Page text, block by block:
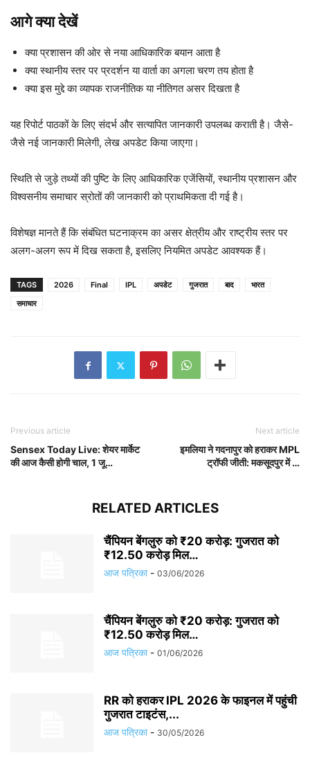
आगे क्या देखें
क्या प्रशासन की ओर से नया आधिकारिक बयान आता है
क्या स्थानीय स्तर पर प्रदर्शन या वार्ता का अगला चरण तय होता है
क्या इस मुद्दे का व्यापक राजनीतिक या नीतिगत असर दिखता है
यह रिपोर्ट पाठकों के लिए संदर्भ और सत्यापित जानकारी उपलब्ध कराती है। जैसे-
जैसे नई जानकारी मिलेगी, लेख अपडेट किया जाएगा।
स्थिति से जुड़े तथ्यों की पुष्टि के लिए आधिकारिक एजेंसियों, स्थानीय प्रशासन और
विश्वसनीय समाचार स्रोतों की जानकारी को प्राथमिकता दी गई है।
विशेषज्ञ मानते हैं कि संबंधित घटनाक्रम का असर क्षेत्रीय और राष्ट्रीय स्तर पर
अलग-अलग रूप में दिख सकता है, इसलिए नियमित अपडेट आवश्यक हैं।
TAGS 2026 Final IPL अपडेट गुजरात बाद
भारत
समाचार
Previous article
Sensex Today Live: शेयर मार्केट
की आज कैसी होगी चाल, 1 जू…
Next article
इमलिया ने गदनापुर को हराकर MPL
ट्रॉफी जीती: मकसूदपुर में …
RELATED ARTICLES
चैंपियन बेंगलुरु को ₹20 करोड़: गुजरात को
₹12.50 करोड़ मिल…
आज पत्रिका - 03/06/2026
चैंपियन बेंगलुरु को ₹20 करोड़: गुजरात को
₹12.50 करोड़ मिल…
आज पत्रिका - 01/06/2026
RR को हराकर IPL 2026 के फाइनल में पहुंची
गुजरात टाइटंस,...
आज पत्रिका - 30/05/2026